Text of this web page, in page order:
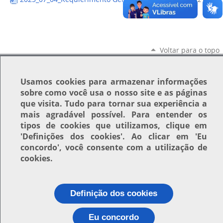
Voltar para o topo
Usamos cookiespara armazenar informações
sobre como você usa o nosso site e as páginas
que visita. Tudo para tornar sua experiência a
mais agradável possível. Para entender os
tipos de cookies que utilizamos, clique em
'Definições dos cookies'. Ao clicar em 'Eu
concordo', você consente com a utilização de
cookies.